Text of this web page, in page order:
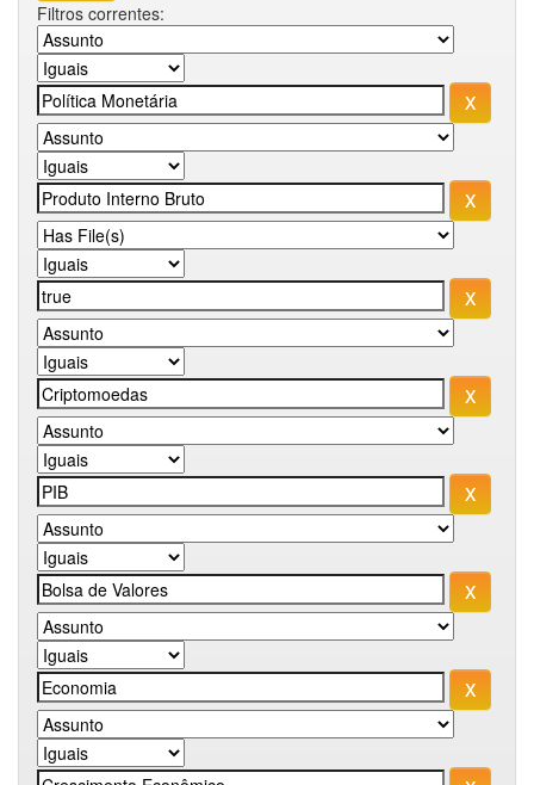
Filtros correntes: